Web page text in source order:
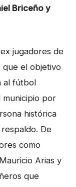
Briceño y
jugadores de
que el objetivo
al fútbol
municipio por
histórica
De
como
Arias y
que